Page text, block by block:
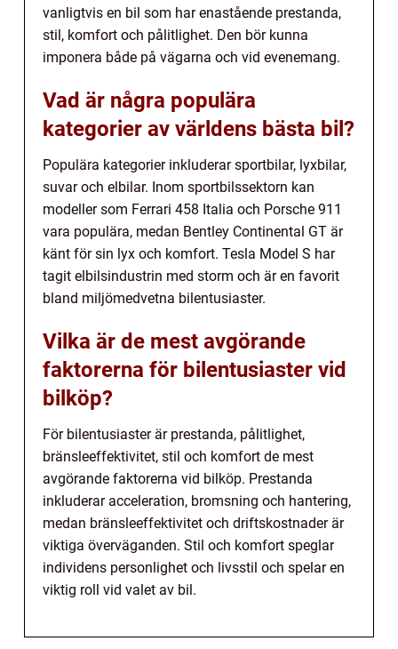
vanligtvis en bil som har enastående prestanda,
stil, komfort och pålitlighet. Den bör kunna
imponera både på vägarna och vid evenemang.
Vad är några populära
kategorier av världens bästa bil?
Populära kategorier inkluderar sportbilar, lyxbilar,
suvar och elbilar. Inom sportbilssektorn kan
modeller som Ferrari 458 Italia och Porsche 911
vara populära, medan Bentley Continental GT är
känt för sin lyx och komfort. Tesla Model S har
tagit elbilsindustrin med storm och är en favorit
bland miljömedvetna bilentusiaster.
Vilka är de mest avgörande
faktorerna för bilentusiaster vid
bilköp?
För bilentusiaster är prestanda, pålitlighet,
bränsleeffektivitet, stil och komfort de mest
avgörande faktorerna vid bilköp. Prestanda
inkluderar acceleration, bromsning och hantering,
medan bränsleeffektivitet och driftskostnader är
viktiga överväganden. Stil och komfort speglar
individens personlighet och livsstil och spelar en
viktig roll vid valet av bil.